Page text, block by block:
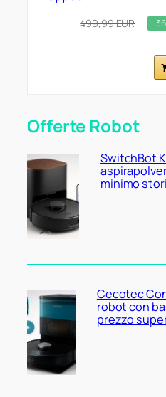
499,99 EUR
Offerte Robot
SwitchBot
minimo
Cecotec
robot con
prezzo